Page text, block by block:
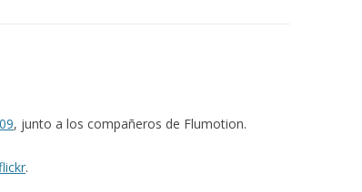
, junto a los compañeros de Flumotion.
.